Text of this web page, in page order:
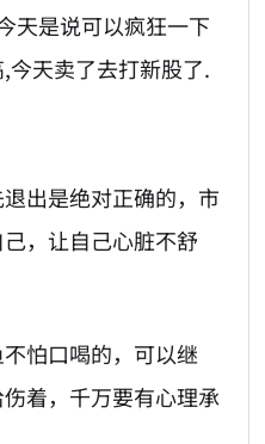
天是说可以疯狂一下
今天卖了去打新股了.
出是绝对正确的，市
，让自己心脏不舒
怕口喝的，可以继
着，千万要有心理承